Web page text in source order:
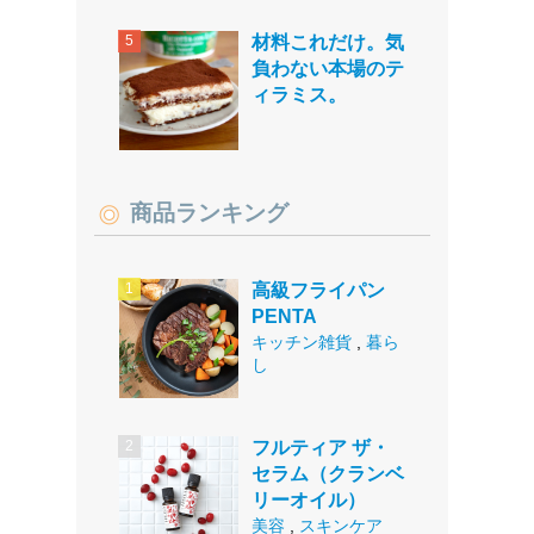
材料これだけ。気
負わない本場のテ
ィラミス。
商品ランキング
高級フライパン
PENTA
キッチン雑貨
暮ら
し
フルティア ザ・
セラム（クランベ
リーオイル）
美容 スキンケア